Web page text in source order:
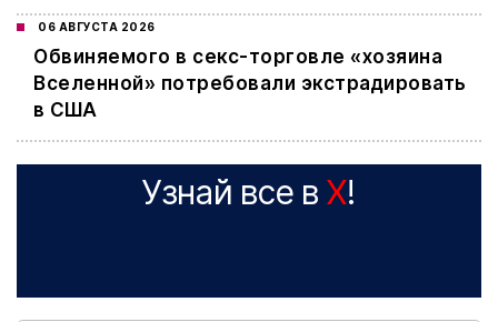
06 АВГУСТА 2026
Обвиняемого в секс-торговле «хозяина
Вселенной» потребовали экстрадировать
в США
Узнай все в X!